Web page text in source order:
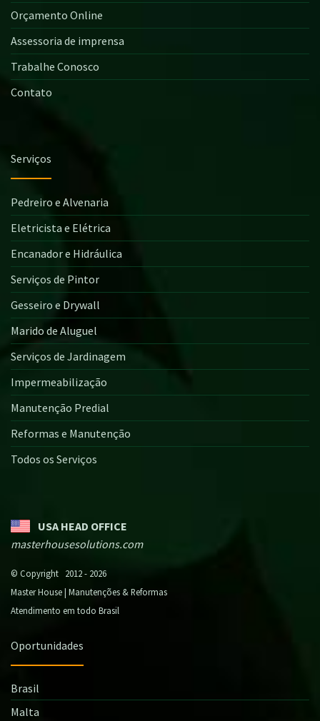
Orçamento Online
Assessoria de imprensa
Trabalhe Conosco
Contato
Serviços
Pedreiro e Alvenaria
Eletricista e Elétrica
Encanador e Hidráulica
Serviços de Pintor
Gesseiro e Drywall
Marido de Aluguel
Serviços de Jardinagem
Impermeabilização
Manutenção Predial
Reformas e Manutenção
Todos os Serviços
USA HEAD OFFICE
masterhousesolutions.com
© Copyright 2012 - 2026
Master House | Manutenções & Reformas
Atendimento em todo Brasil
Oportunidades
Brasil
Malta